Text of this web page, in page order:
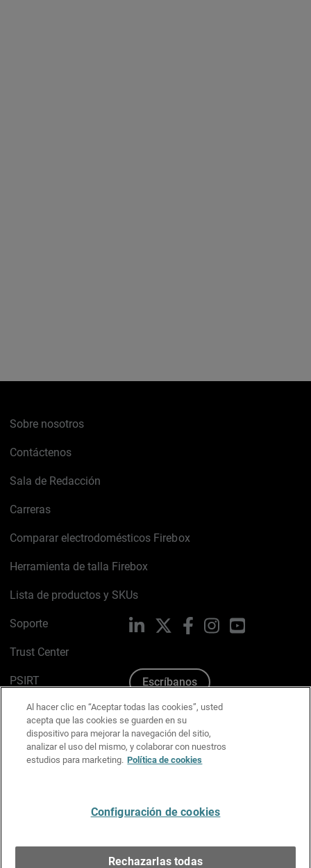
Sobre nosotros
Contáctenos
Sala de Redacción
Carreras
Comparar electrodomésticos Firebox
Herramienta de talla Firebox
Lista de productos y SKUs
Soporte
Trust Center
PSIRT
Política de cookies
Política de privacidad
Kit de medios y marca
LinkedIn FacebookInstagramYouTube
Escríbanos
Al hacer clic en “Aceptar todas las cookies”, usted
acepta que las cookies se guarden en su
dispositivo para mejorar la navegación del sitio,
analizar el uso del mismo, y colaborar con nuestros
estudios para marketing. Política de cookies
Configuración de cookies
Rechazarlas todas